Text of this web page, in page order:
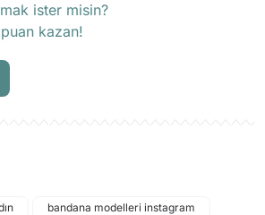
ister misin?
kazan!
bandana modelleri instagram